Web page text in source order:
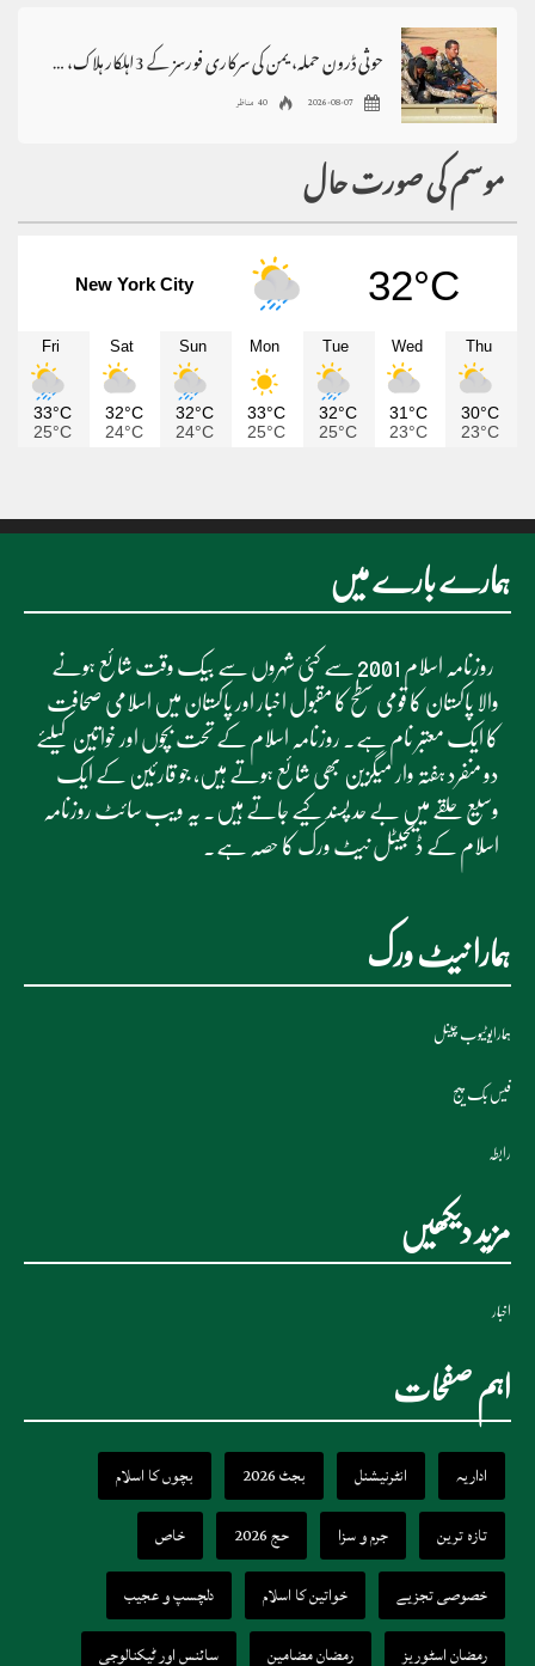
حوثی ڈرون حملہ، یمن کی سرکاری فورسز کے 3اہلکار ہلاک، 4زخمی
2026-08-07 40 مناظر
موسم کی صورت حال
New York City 32°C
Fri
33°C
25°C
Sat
32°C
24°C
Sun
32°C
24°C
Mon
33°C
25°C
Tue
32°C
25°C
Wed
31°C
23°C
Thu
30°C
23°C
ہمارے بارے میں
روزنامہ اسلام 2001 سے کئی شہروں سے بیک وقت شائع ہونے
والا پاکستان کا قومی سطح کا مقبول اخبار اور پاکستان میں اسلامی صحافت
کا ایک معتبر نام ہے۔ روزنامہ اسلام کے تحت بچوں اور خواتین کیلئے
دو منفرد ہفتہ وار میگزین بھی شائع ہوتے ہیں، جو قارئین کے ایک
وسیع حلقے میں بے حد پسند کیے جاتے ہیں۔ یہ ویب سائٹ روزنامہ
اسلام کے ڈیجیٹل نیٹ ورک کا حصہ ہے۔
ہمارا نیٹ ورک
ہمارایوٹیوب چینل
فیس بک پیج
رابطہ
مزید دیکھیں
اخبار
اہم صفحات
اداریہ انٹرنیشنل بجٹ 2026
بچوں کا اسلام
تازہ ترین
جرم و سزا حج 2026
خاص
خصوصی تجزیے
خواتین کا اسلام
دلچسپ و عجیب
رمضان اسٹوریز
رمضان مضامین سائنس اور ٹیکنالوجی